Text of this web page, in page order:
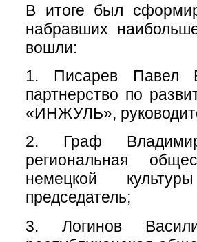
В итоге был
набравших
вошли:
1. Писарев Павел
партнерство по
«ИНЖУЛЬ»,
2. Граф
региональная
немецкой
председатель;
3. Логинов